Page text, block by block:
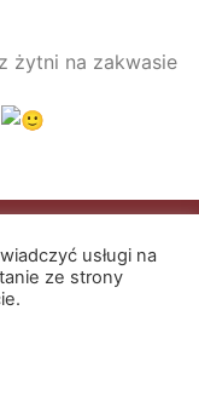
żytni na zakwasie
usługi na
ze strony